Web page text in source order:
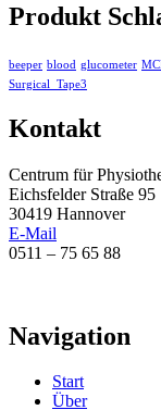
Produkt
beeper blood glucometer
Surgical_Tape3
Kontakt
Centrum für
Eichsfelder Straße 95
30419 Hannover
E-Mail
0511 – 75 65 88
Navigation
Start
Über